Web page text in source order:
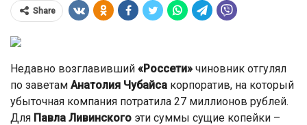
Share
Недавно возглавивший «Россети» чиновник отгулял
по заветам Анатолия Чубайса корпоратив, на который
убыточная компания потратила 27 миллионов рублей.
Для Павла Ливинского эти суммы сущие копейки –